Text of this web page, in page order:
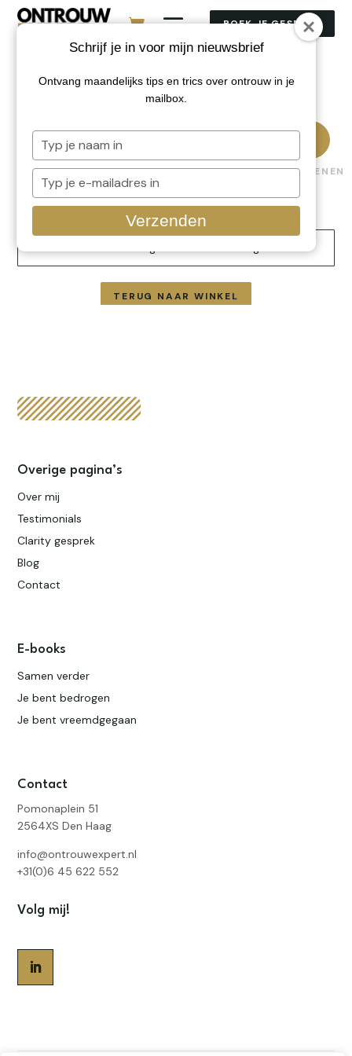
BOEK JE GESPREK

SHOP WINKELWAGEN AFREKENEN
TERUG NAAR WINKEL
Overige pagina’s
Over mij
Testimonials
Clarity gesprek
Blog
Contact
E-books
Samen verder
Je bent bedrogen
Je bent vreemdgegaan
Contact
Pomonaplein 51
2564XS Den Haag
info@ontrouwexpert.nl
+31(0)6 45 622 552
Volg mij!
Schrijf je in voor mijn nieuwsbrief
Ontvang maandelijks tips en trics over ontrouw in je
mailbox.
Typ
je
naam
Typ
je
e-
Verzenden